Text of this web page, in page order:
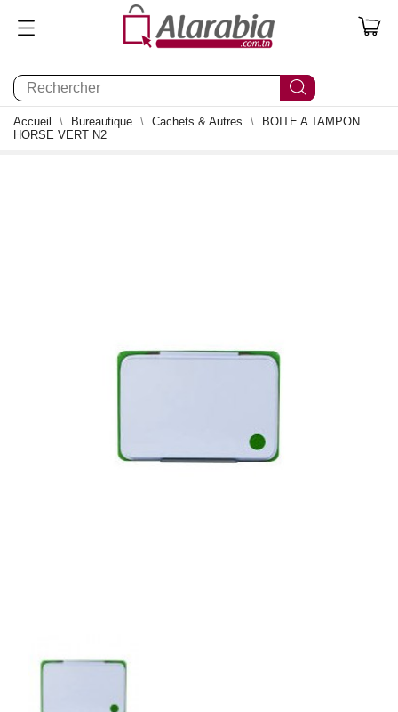
0
Accueil Bureautique Cachets & Autres
BOITE A TAMPON
HORSE VERT N2